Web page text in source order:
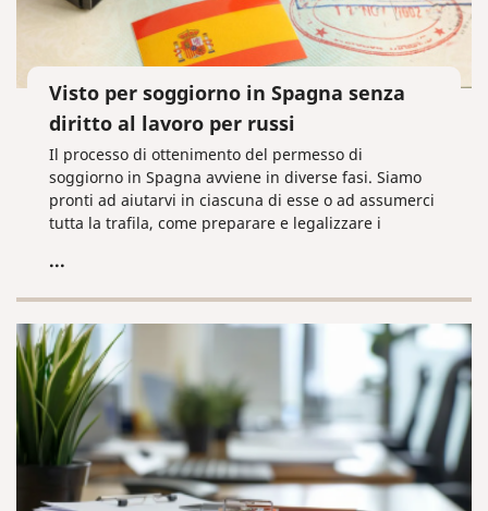
Visto per soggiorno in Spagna senza
diritto al lavoro per russi
Il processo di ottenimento del permesso di
soggiorno in Spagna avviene in diverse fasi. Siamo
pronti ad aiutarvi in ciascuna di esse o ad assumerci
tutta la trafila, come preparare e legalizzare i
o chiamateci subito!
...